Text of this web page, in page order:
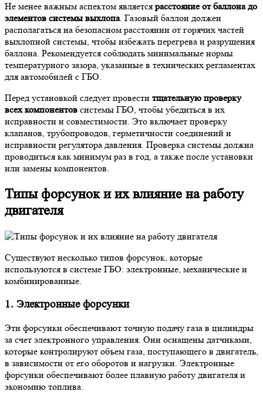
Не менее важным аспектом является расстояние от баллона до
элементов системы выхлопа. Газовый баллон должен
располагаться на безопасном расстоянии от горячих частей
выхлопной системы, чтобы избежать перегрева и разрушения
баллона. Рекомендуется соблюдать минимальные нормы
температурного зазора, указанные в технических регламентах
для автомобилей с ГБО.
Перед установкой следует провести тщательную проверку
всех компонентов системы ГБО, чтобы убедиться в их
исправности и совместимости. Это включает проверку
клапанов, трубопроводов, герметичности соединений и
исправности регулятора давления. Проверка системы должна
проводиться как минимум раз в год, а также после установки
или замены компонентов.
Типы форсунок и их влияние на работу
двигателя
Существуют несколько типов форсунок, которые
используются в системе ГБО: электронные, механические и
комбинированные.
1. Электронные форсунки
Эти форсунки обеспечивают точную подачу газа в цилиндры
за счет электронного управления. Они оснащены датчиками,
которые контролируют объем газа, поступающего в двигатель,
в зависимости от его оборотов и нагрузки. Электронные
форсунки обеспечивают более плавную работу двигателя и
экономию топлива.